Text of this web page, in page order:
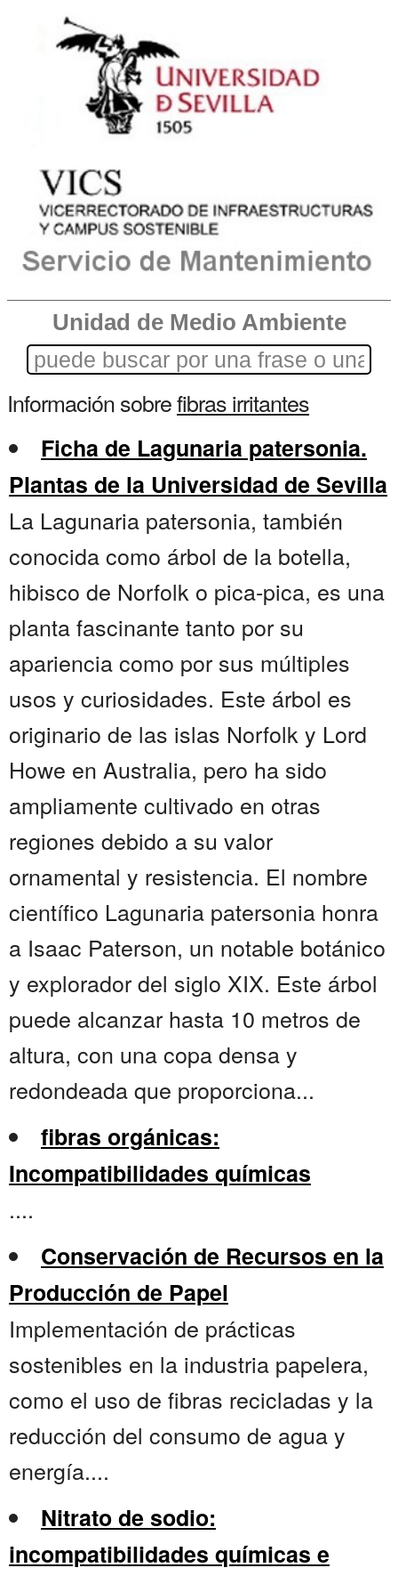
Unidad de Medio Ambiente
Información sobrefibras irritantes
Ficha de Lagunaria patersonia.
Plantas de la Universidad de Sevilla
La Lagunaria patersonia, también
conocida como árbol de la botella,
hibisco de Norfolk o pica-pica, es una
planta fascinante tanto por su
apariencia como por sus múltiples
usos y curiosidades. Este árbol es
originario de las islas Norfolk y Lord
Howe en Australia, pero ha sido
ampliamente cultivado en otras
regiones debido a su valor
ornamental y resistencia. El nombre
científico Lagunaria patersonia honra
a Isaac Paterson, un notable botánico
y explorador del siglo XIX. Este árbol
puede alcanzar hasta 10 metros de
altura, con una copa densa y
redondeada que proporciona...
fibras orgánicas:
Incompatibilidades químicas
....
Conservación de Recursos en la
Producción de Papel
Implementación de prácticas
sostenibles en la industria papelera,
como el uso de fibras recicladas y la
reducción del consumo de agua y
energía....
Nitrato de sodio:
incompatibilidades químicas e